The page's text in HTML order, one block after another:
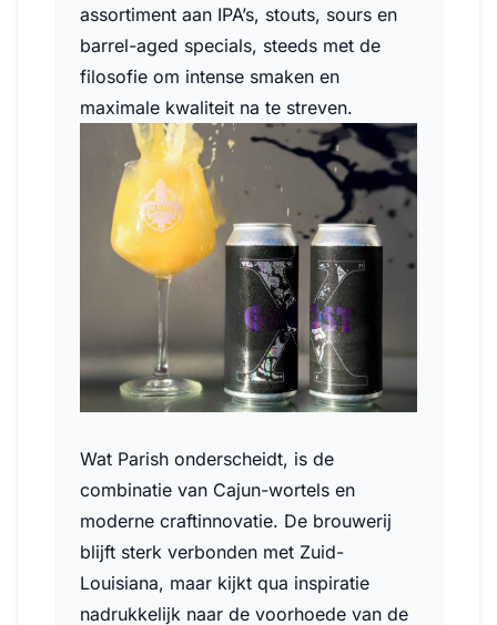
assortiment aan IPA’s, stouts, sours en
barrel-aged specials, steeds met de
filosofie om intense smaken en
maximale kwaliteit na te streven.
Wat Parish onderscheidt, is de
combinatie van Cajun-wortels en
moderne craftinnovatie. De brouwerij
blijft sterk verbonden met Zuid-
Louisiana, maar kijkt qua inspiratie
nadrukkelijk naar de voorhoede van de